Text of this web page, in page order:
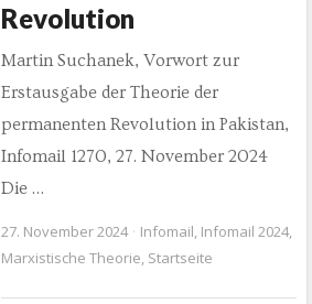
Revolution
Martin Suchanek, Vorwort zur
Erstausgabe der Theorie der
permanenten Revolution in Pakistan,
Infomail 1270, 27. November 2024
Die …
27. November 2024 Infomail, Infomail 2024,
Marxistische Theorie, Startseite